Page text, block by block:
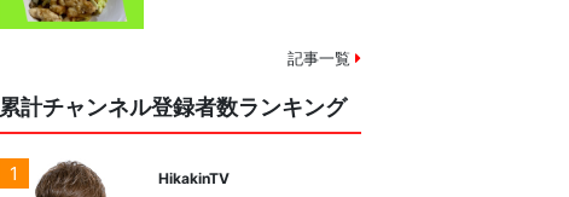
記事一覧
累計チャンネル登録者数ランキング
1
HikakinTV